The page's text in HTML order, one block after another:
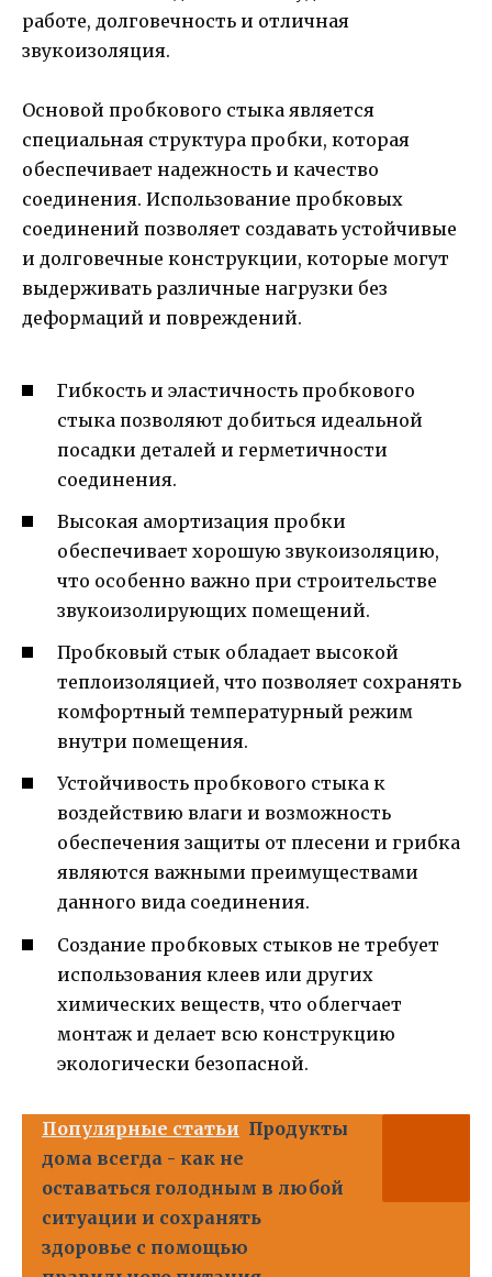
работе, долговечность и отличная
звукоизоляция.
Основой пробкового стыка является
специальная структура пробки, которая
обеспечивает надежность и качество
соединения. Использование пробковых
соединений позволяет создавать устойчивые
и долговечные конструкции, которые могут
выдерживать различные нагрузки без
деформаций и повреждений.
Гибкость и эластичность пробкового
стыка позволяют добиться идеальной
посадки деталей и герметичности
соединения.
Высокая амортизация пробки
обеспечивает хорошую звукоизоляцию,
что особенно важно при строительстве
звукоизолирующих помещений.
Пробковый стык обладает высокой
теплоизоляцией, что позволяет сохранять
комфортный температурный режим
внутри помещения.
Устойчивость пробкового стыка к
воздействию влаги и возможность
обеспечения защиты от плесени и грибка
являются важными преимуществами
данного вида соединения.
Создание пробковых стыков не требует
использования клеев или других
химических веществ, что облегчает
монтаж и делает всю конструкцию
экологически безопасной.
Популярные статьи Продукты
дома всегда - как не
оставаться голодным в любой
ситуации и сохранять
здоровье с помощью